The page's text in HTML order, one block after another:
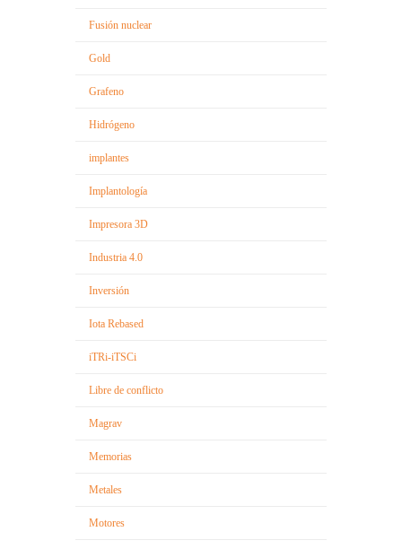
Fusión nuclear
Gold
Grafeno
Hidrógeno
implantes
Implantología
Impresora 3D
Industria 4.0
Inversión
Iota Rebased
iTRi-iTSCi
Libre de conflicto
Magrav
Memorias
Metales
Motores